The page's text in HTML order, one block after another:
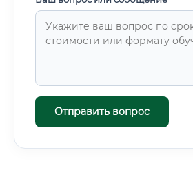
Отправить вопрос